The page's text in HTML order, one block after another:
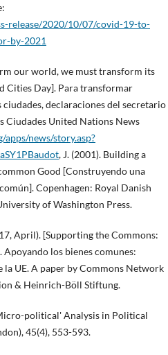
release/2020/10/07/covid-19-to-
by-2021
our world, we must transform its
Cities Day]. Para transformar
declaraciones del secretario
Ciudades United Nations News
news/story.asp?
, J. (2001). Building a
Good [Construyendo una
Copenhagen: Royal Danish
of Washington Press.
April). [Supporting the Commons:
los bienes comunes:
UE. A paper by Commons Network
& Heinrich-Böll Stiftung.
political' Analysis in Political
45(4), 553-593.